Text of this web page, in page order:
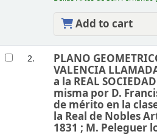
Add to cart
2. PLANO
VALENCIA
a la REAL
misma por D.
de mérito en la
la Real de Nobles
1831 ; M. Peleguer